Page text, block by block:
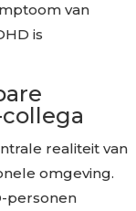
van
is
realiteit van
omgeving.
personen